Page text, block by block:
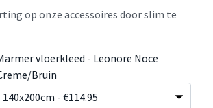
op onze accessoires door slim te
vloerkleed - Leonore Noce
Bruin